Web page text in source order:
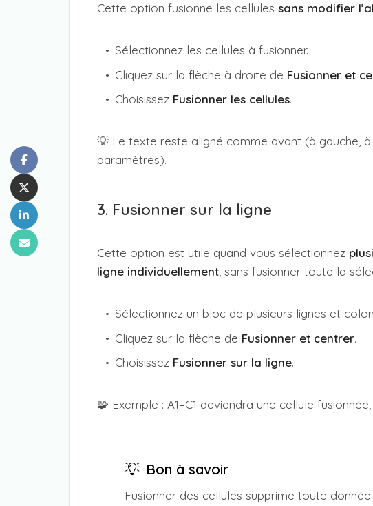
Cette option fusionne les cellules sans modifier
Sélectionnez les cellules à fusionner.
Cliquez sur la flèche à droite de Fusionner et
Choisissez Fusionner les cellules.
💡 Le texte reste aligné comme avant (à gauche,
paramètres).
3. Fusionner sur la ligne
Cette option est utile quand vous sélectionnez
ligne individuellement , sans fusionner toute la
Sélectionnez un bloc de plusieurs lignes et
Cliquez sur la flèche de Fusionner et centrer.
Choisissez Fusionner sur la ligne.
🧩 Exemple : A1–C1 deviendra une cellule
Bon à savoir
Fusionner des cellules supprime toute